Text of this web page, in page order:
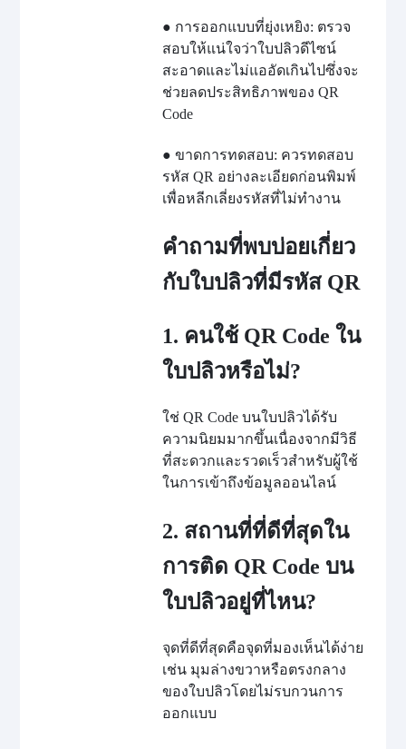
● การออกแบบที่ยุ่งเหยิง: ตรวจ
สอบให้แน่ใจว่าใบปลิวดีไซน์
สะอาดและไม่แออัดเกินไปซึ่งจะ
ช่วยลดประสิทธิภาพของ QR
Code
● ขาดการทดสอบ: ควรทดสอบ
รหัส QR อย่างละเอียดก่อนพิมพ์
เพื่อหลีกเลี่ยงรหัสที่ไม่ทำงาน
คำถามที่พบบ่อยเกี่ยว
กับใบปลิวที่มีรหัส QR
1. คนใช้ QR Code ใน
ใบปลิวหรือไม่?
ใช่ QR Code บนใบปลิวได้รับ
ความนิยมมากขึ้นเนื่องจากมีวิธี
ที่สะดวกและรวดเร็วสำหรับผู้ใช้
ในการเข้าถึงข้อมูลออนไลน์
2. สถานที่ที่ดีที่สุดใน
การติด QR Code บน
ใบปลิวอยู่ที่ไหน?
จุดที่ดีที่สุดคือจุดที่มองเห็นได้ง่าย
เช่น มุมล่างขวาหรือตรงกลาง
ของใบปลิวโดยไม่รบกวนการ
ออกแบบ